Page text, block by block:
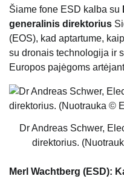
Šiame fone ESD kalba su
generalinis direktorius
(EOS), kad aptartume,
su dronais technologija ir
Europos pajėgoms
Dr Andreas Schwer,
direktorius.
Merl Wachtberg (ESD):